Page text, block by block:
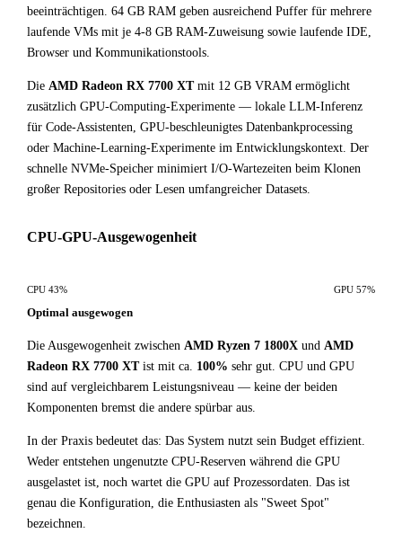
beeinträchtigen. 64 GB RAM geben ausreichend Puffer für mehrere
laufende VMs mit je 4-8 GB RAM-Zuweisung sowie laufende IDE,
Browser und Kommunikationstools.
Die AMD Radeon RX 7700 XTmit 12 GB VRAM ermöglicht
zusätzlich GPU-Computing-Experimente — lokale LLM-Inferenz
für Code-Assistenten, GPU-beschleunigtes Datenbankprocessing
oder Machine-Learning-Experimente im Entwicklungskontext. Der
schnelle NVMe-Speicher minimiert I/O-Wartezeiten beim Klonen
großer Repositories oder Lesen umfangreicher Datasets.
CPU-GPU-Ausgewogenheit
CPU 43% GPU 57%
Optimal ausgewogen
Die Ausgewogenheit zwischen AMD Ryzen 7 1800X und AMD
Radeon RX 7700 XTist mit ca. 100% sehr gut. CPU und GPU
sind auf vergleichbarem Leistungsniveau — keine der beiden
Komponenten bremst die andere spürbar aus.
In der Praxis bedeutet das: Das System nutzt sein Budget effizient.
Weder entstehen ungenutzte CPU-Reserven während die GPU
ausgelastet ist, noch wartet die GPU auf Prozessordaten. Das ist
genau die Konfiguration, die Enthusiasten als "Sweet Spot"
bezeichnen.